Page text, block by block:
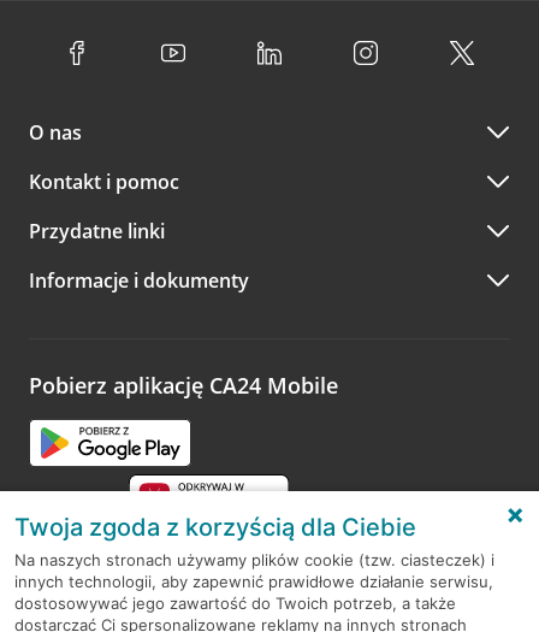
O nas
Kontakt i pomoc
Przydatne linki
Informacje i dokumenty
Pobierz aplikację CA24 Mobile
RODO
Twoja zgoda z korzyścią dla Ciebie
Na naszych stronach używamy plików cookie (tzw. ciasteczek) i
innych technologii, aby zapewnić prawidłowe działanie serwisu,
dostosowywać jego zawartość do Twoich potrzeb, a także
dostarczać Ci spersonalizowane reklamy na innych stronach